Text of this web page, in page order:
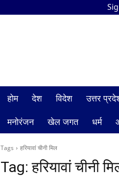
होम देश विदेश उत्तर
मनोरंजन
खेल जगत धर्म
Tags हरियावां चीनी मिल
Tag:हरियावां चीनी